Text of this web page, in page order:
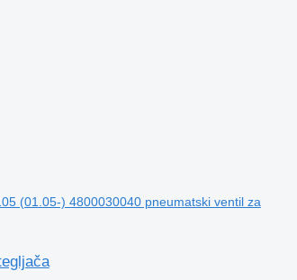
(01.05-) 4800030040 pneumatski ventil za